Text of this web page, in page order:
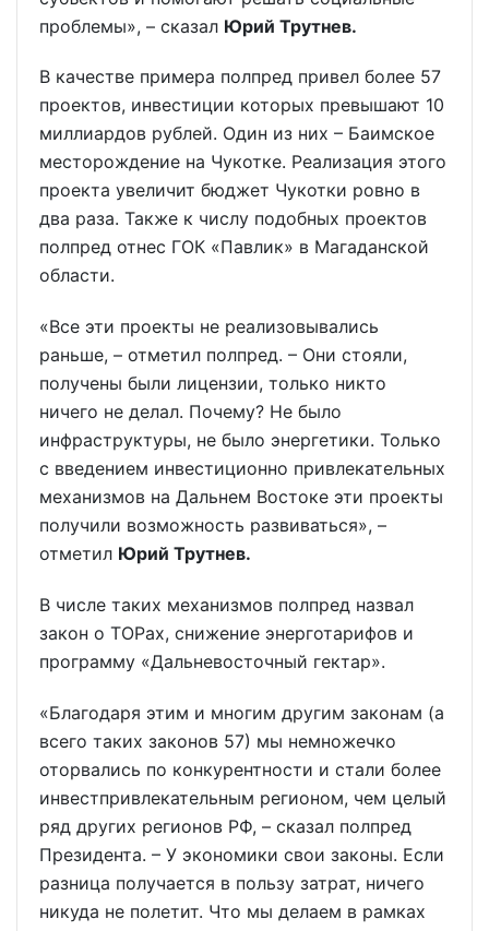
проблемы», – сказал Юрий Трутнев.
В качестве примера полпред привел более 57
проектов, инвестиции которых превышают 10
миллиардов рублей. Один из них – Баимское
месторождение на Чукотке. Реализация этого
проекта увеличит бюджет Чукотки ровно в
два раза. Также к числу подобных проектов
полпред отнес ГОК «Павлик» в Магаданской
области.
«Все эти проекты не реализовывались
раньше, – отметил полпред. – Они стояли,
получены были лицензии, только никто
ничего не делал. Почему? Не было
инфраструктуры, не было энергетики. Только
с введением инвестиционно привлекательных
механизмов на Дальнем Востоке эти проекты
получили возможность развиваться», –
отметил Юрий Трутнев.
В числе таких механизмов полпред назвал
закон о ТОРах, снижение энерготарифов и
программу «Дальневосточный гектар».
«Благодаря этим и многим другим законам (а
всего таких законов 57) мы немножечко
оторвались по конкурентности и стали более
инвестпривлекательным регионом, чем целый
ряд других регионов РФ, – сказал полпред
Президента. – У экономики свои законы. Если
разница получается в пользу затрат, ничего
никуда не полетит. Что мы делаем в рамках